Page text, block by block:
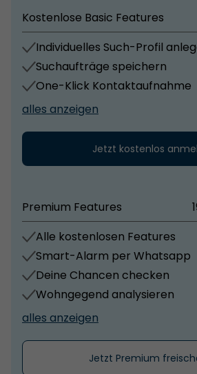
Kostenlose Basic Features
Individuelles Such-Profil
Suchaufträge speichern
One-Klick Kontaktaufnahme
alles anzeigen
Jetzt kostenlos
Premium Features
Alle kostenlosen Features
Smart-Alarm per Whatsapp
Deine Chancen checken
Wohngegend analysieren
alles anzeigen
Jetzt Premium